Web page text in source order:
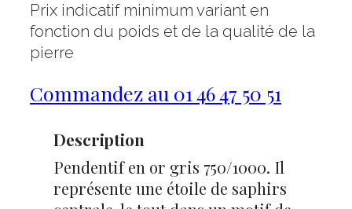
Prix indicatif minimum variant en
fonction du poids et de la qualité de la
pierre
Commandez au 01 46 47 50 51
Description
Pendentif en or gris 750/1000. Il
représente une étoile de saphirs